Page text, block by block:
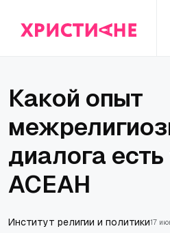
Какой опыт
диалога
АСЕАН
Институт религии и политики17